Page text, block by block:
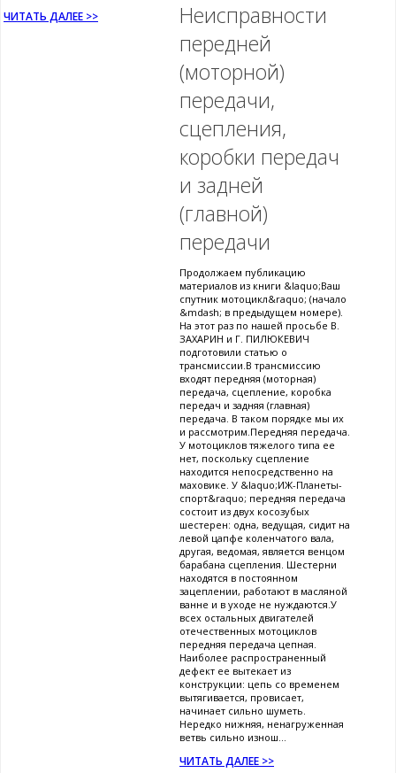
ЧИТАТЬ ДАЛЕЕ >>
Неисправности
передней
(моторной)
передачи,
сцепления,
коробки передач
и задней
(главной)
передачи
Продолжаем публикацию
материалов из книги &laquo;Ваш
спутник мотоцикл&raquo; (начало
&mdash; в предыдущем номере).
На этот раз по нашей просьбе В.
ЗАХАРИН и Г. ПИЛЮКЕВИЧ
подготовили статью о
трансмиссии.В трансмиссию
входят передняя (моторная)
передача, сцепление, коробка
передач и задняя (главная)
передача. В таком порядке мы их
и рассмотрим.Передняя передача.
У мотоциклов тяжелого типа ее
нет, поскольку сцепление
находится непосредственно на
маховике. У &laquo;ИЖ-Планеты-
спорт&raquo; передняя передача
состоит из двух косозубых
шестерен: одна, ведущая, сидит на
левой цапфе коленчатого вала,
другая, ведомая, является венцом
барабана сцепления. Шестерни
находятся в постоянном
зацеплении, работают в масляной
ванне и в уходе не нуждаются.У
всех остальных двигателей
отечественных мотоциклов
передняя передача цепная.
Наиболее распространенный
дефект ее вытекает из
конструкции: цепь со временем
вытягивается, провисает,
начинает сильно шуметь.
Нередко нижняя, ненагруженная
ветвь сильно изнош...
ЧИТАТЬ ДАЛЕЕ >>